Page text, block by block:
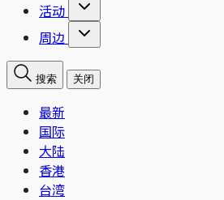
活动
周边
搜索 关闭
最新
国际
大陆
香港
台湾